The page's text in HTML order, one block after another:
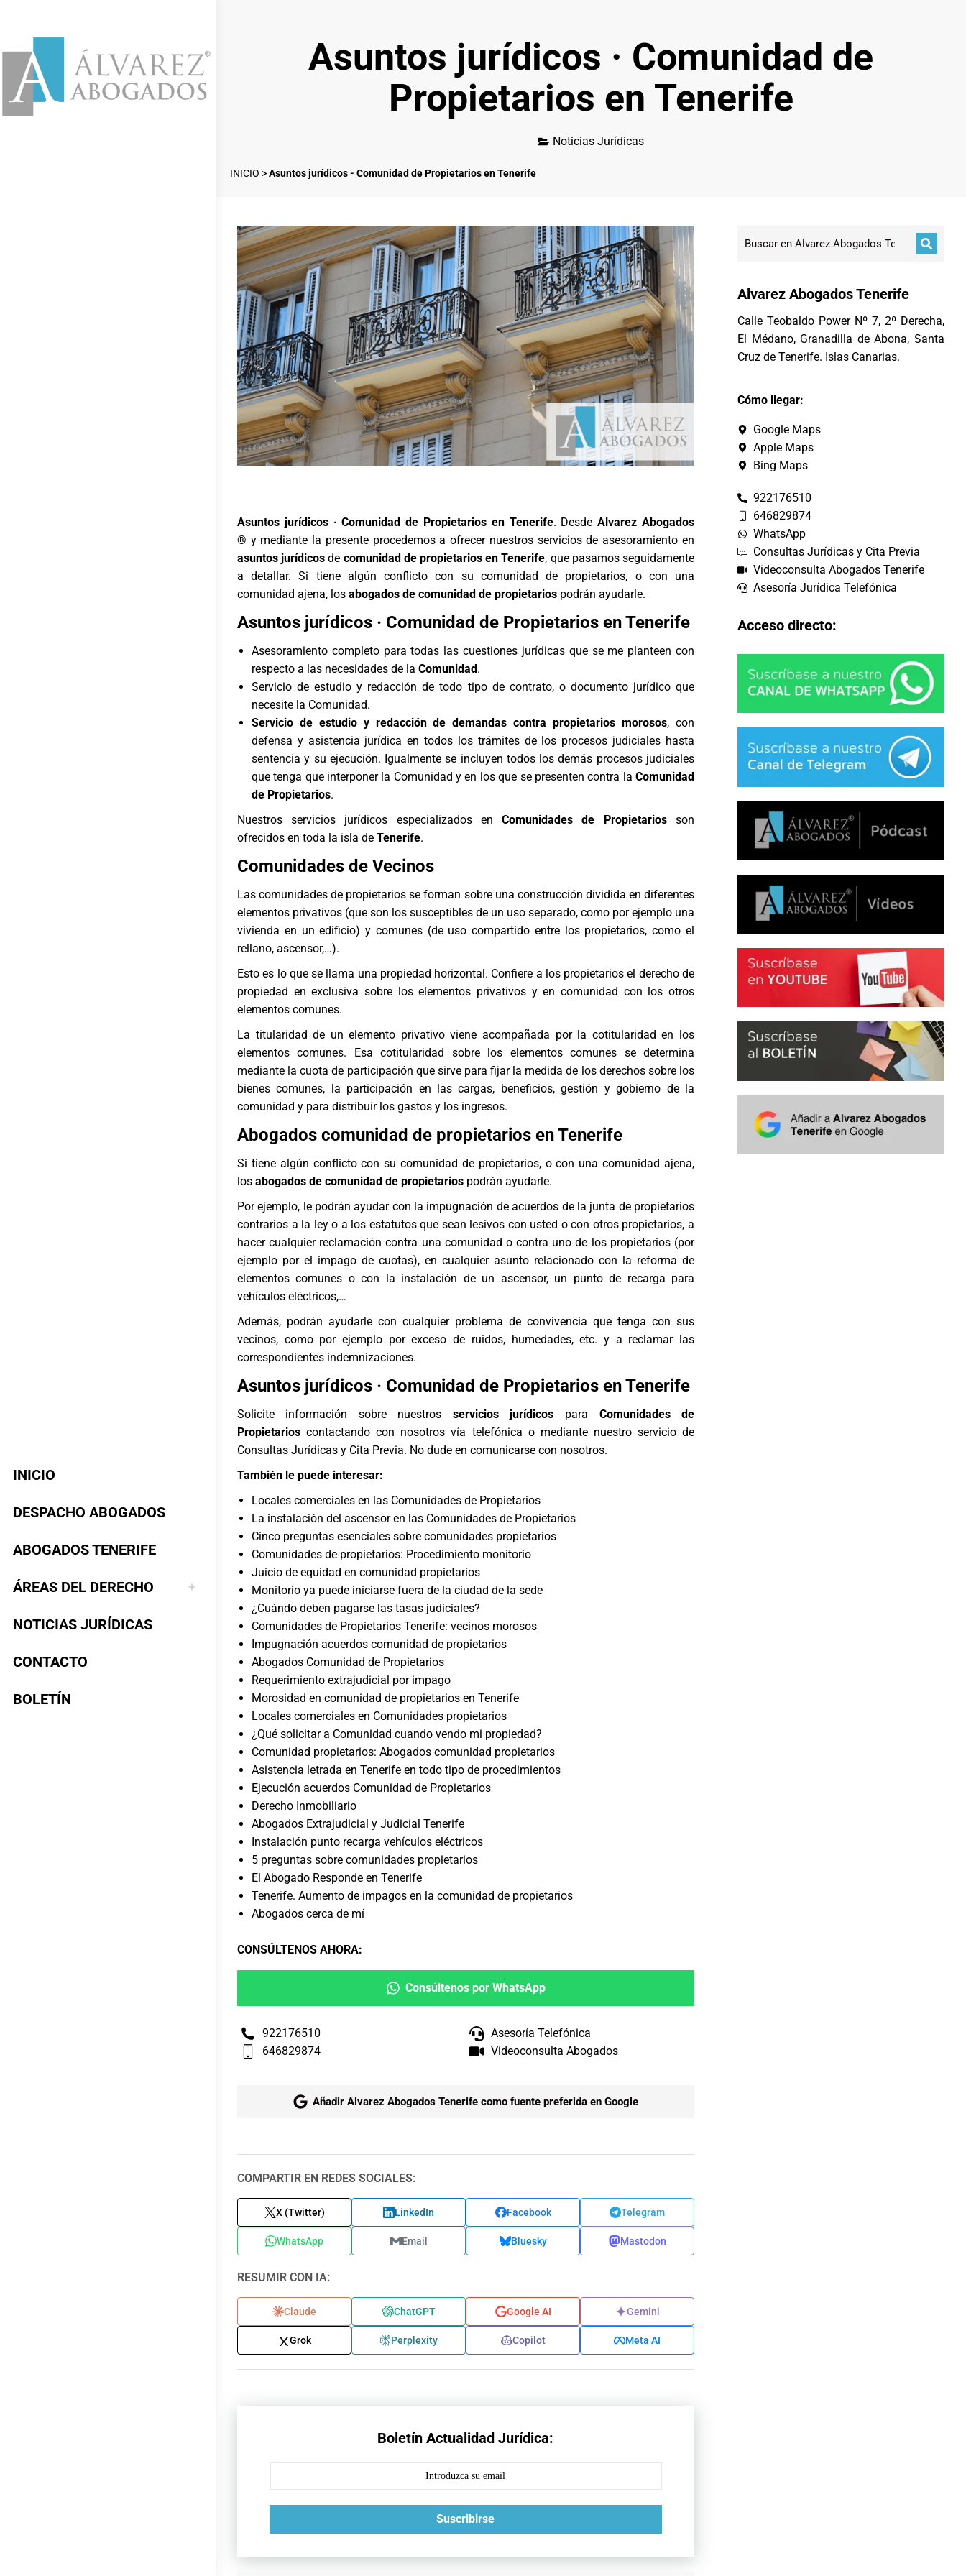
INICIO
DESPACHO ABOGADOS
ABOGADOS TENERIFE
ÁREAS DEL DERECHO
NOTICIAS JURÍDICAS
CONTACTO
BOLETÍN
Asuntos jurídicos · Comunidad de
Propietarios en Tenerife
Noticias Jurídicas
INICIO >Asuntos jurídicos - Comunidad de Propietarios en Tenerife
Asuntos jurídicos · Comunidad de Propietarios en Tenerife. DesdeAlvarez Abogados
® y mediante la presente procedemos a ofrecer nuestros servicios de asesoramiento en
asuntos jurídicos de comunidad de propietarios en Tenerife, que pasamos seguidamente
a detallar. Si tiene algún conflicto con su comunidad de propietarios, o con una
comunidad ajena, los abogados de comunidad de propietarios podrán ayudarle.
Asuntos jurídicos · Comunidad de Propietarios en Tenerife
Asesoramiento completo para todas las cuestiones jurídicas que se me planteen con
respecto a las necesidades de la Comunidad.
Servicio de estudio y redacción de todo tipo de contrato, o documento jurídico que
necesite la Comunidad.
Servicio de estudio y redacción de demandas contra propietarios morosos, con
defensa y asistencia jurídica en todos los trámites de los procesos judiciales hasta
sentencia y su ejecución. Igualmente se incluyen todos los demás procesos judiciales
que tenga que interponer la Comunidad y en los que se presenten contra la Comunidad
de Propietarios.
Nuestros servicios jurídicos especializados enComunidades de Propietariosson
ofrecidos en toda la isla de Tenerife.
Comunidades de Vecinos
Las comunidades de propietarios se forman sobre una construcción dividida en diferentes
elementos privativos (que son los susceptibles de un uso separado, como por ejemplo una
vivienda en un edificio) y comunes (de uso compartido entre los propietarios, como el
rellano, ascensor,…).
Esto es lo que se llama una propiedad horizontal. Confiere a los propietarios el derecho de
propiedad en exclusiva sobre los elementos privativos y en comunidad con los otros
elementos comunes.
La titularidad de un elemento privativo viene acompañada por la cotitularidad en los
elementos comunes. Esa cotitularidad sobre los elementos comunes se determina
mediante la cuota de participación que sirve para fijar la medida de los derechos sobre los
bienes comunes, la participación en las cargas, beneficios, gestión y gobierno de la
comunidad y para distribuir los gastos y los ingresos.
Abogados comunidad de propietarios en Tenerife
Si tiene algún conflicto con su comunidad de propietarios, o con una comunidad ajena,
los abogados de comunidad de propietarios podrán ayudarle.
Por ejemplo, le podrán ayudar con la impugnación de acuerdos de la junta de propietarios
contrarios a la ley o a los estatutos que sean lesivos con usted o con otros propietarios, a
hacer cualquier reclamación contra una comunidad o contra uno de los propietarios (por
ejemplo por el impago de cuotas), en cualquier asunto relacionado con la reforma de
elementos comunes o con la instalación de un ascensor, un punto de recarga para
vehículos eléctricos,…
Además, podrán ayudarle con cualquier problema de convivencia que tenga con sus
vecinos, como por ejemplo por exceso de ruidos, humedades, etc. y a reclamar las
correspondientes indemnizaciones.
Asuntos jurídicos · Comunidad de Propietarios en Tenerife
Solicite información sobre nuestros servicios jurídicos para Comunidades de
Propietarioscontactando con nosotros vía telefónica o mediante nuestro servicio de
Consultas Jurídicas y Cita Previa. No dude en comunicarse con nosotros.
También le puede interesar:
Locales comerciales en las Comunidades de Propietarios
La instalación del ascensor en las Comunidades de Propietarios
Cinco preguntas esenciales sobre comunidades propietarios
Comunidades de propietarios: Procedimiento monitorio
Juicio de equidad en comunidad propietarios
Monitorio ya puede iniciarse fuera de la ciudad de la sede
¿Cuándo deben pagarse las tasas judiciales?
Comunidades de Propietarios Tenerife: vecinos morosos
Impugnación acuerdos comunidad de propietarios
Abogados Comunidad de Propietarios
Requerimiento extrajudicial por impago
Morosidad en comunidad de propietarios en Tenerife
Locales comerciales en Comunidades propietarios
¿Qué solicitar a Comunidad cuando vendo mi propiedad?
Comunidad propietarios: Abogados comunidad propietarios
Asistencia letrada en Tenerife en todo tipo de procedimientos
Ejecución acuerdos Comunidad de Propietarios
Derecho Inmobiliario
Abogados Extrajudicial y Judicial Tenerife
Instalación punto recarga vehículos eléctricos
5 preguntas sobre comunidades propietarios
El Abogado Responde en Tenerife
Tenerife. Aumento de impagos en la comunidad de propietarios
Abogados cerca de mí
CONSÚLTENOS AHORA:
Consúltenos por WhatsApp
922176510
646829874
Asesoría Telefónica
Videoconsulta Abogados
Añadir Alvarez Abogados Tenerife como fuente preferida en Google
COMPARTIR EN REDES SOCIALES:
X (Twitter) LinkedIn Facebook Telegram
WhatsApp Email Bluesky Mastodon
RESUMIR CON IA:
Claude ChatGPT Google AI Gemini
Grok Perplexity Copilot Meta AI
Boletín Actualidad Jurídica:
Suscribirse
Alvarez Abogados Tenerife
Calle Teobaldo Power Nº 7, 2º Derecha,
El Médano, Granadilla de Abona, Santa
Cruz de Tenerife. Islas Canarias.
Cómo llegar:
Google Maps
Apple Maps
Bing Maps
922176510
646829874
WhatsApp
Consultas Jurídicas y Cita Previa
Videoconsulta Abogados Tenerife
Asesoría Jurídica Telefónica
Acceso directo: